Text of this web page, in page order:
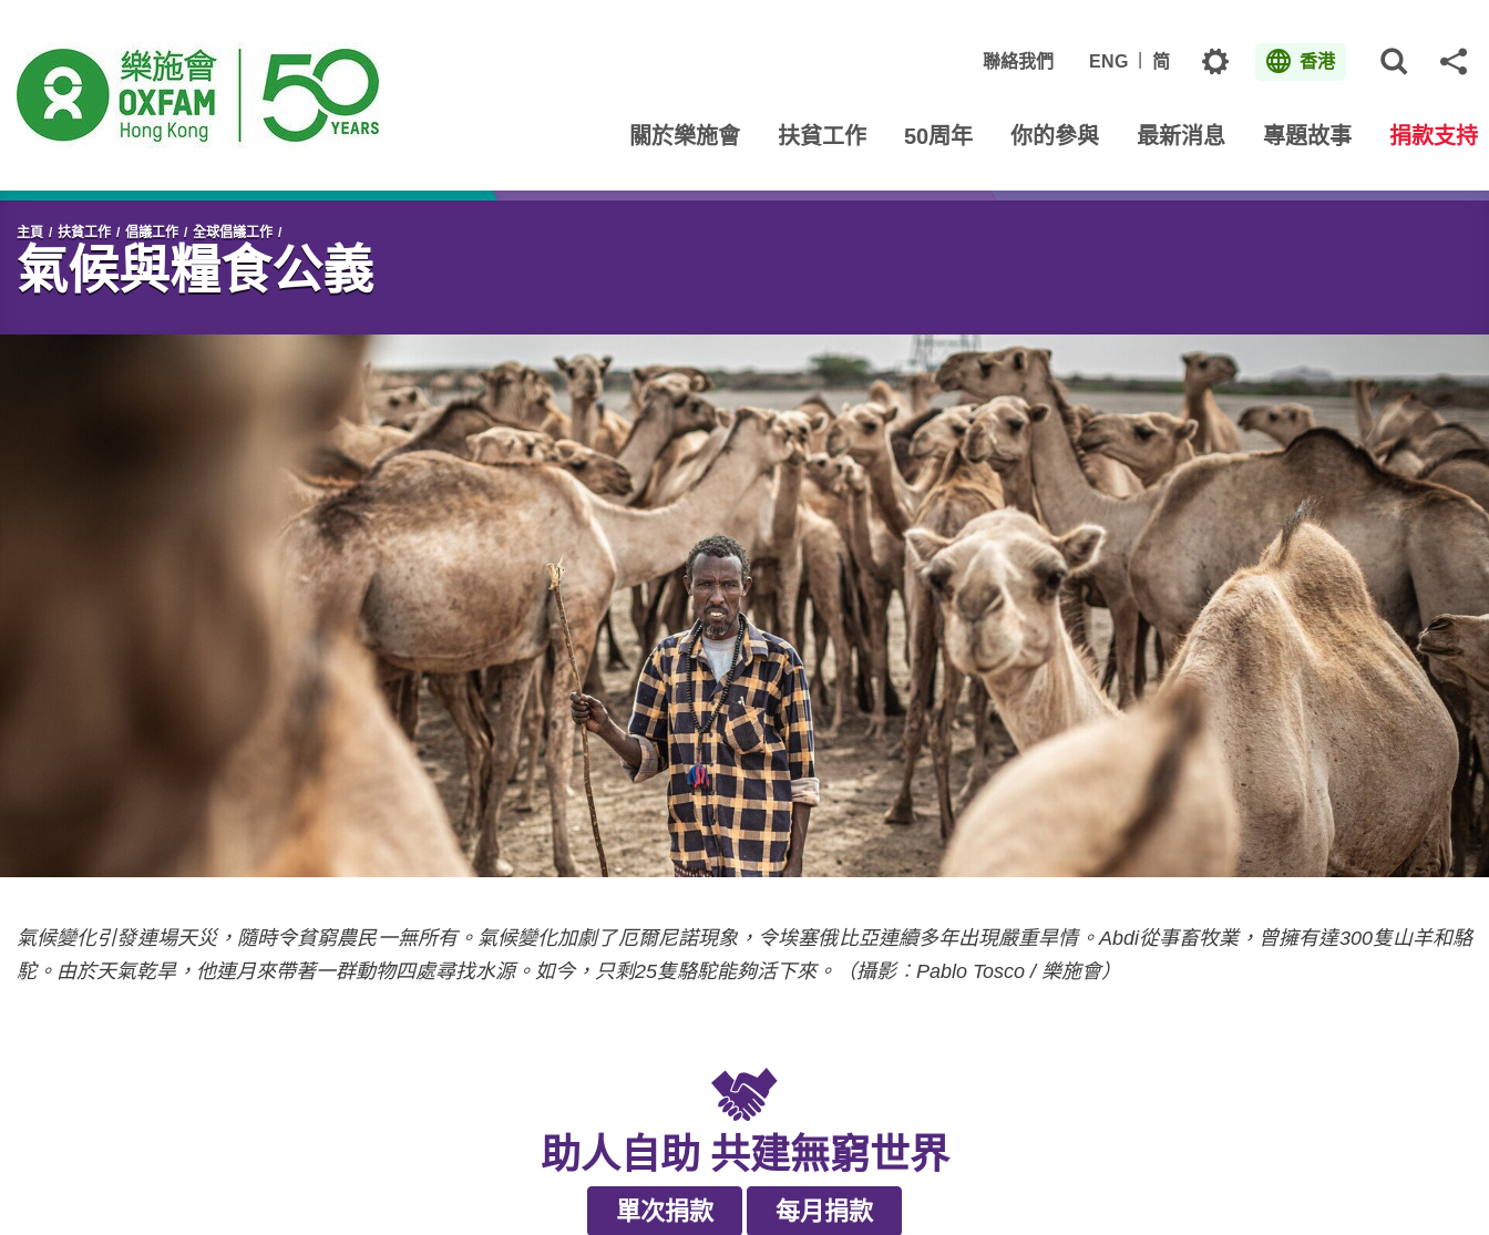
聯絡我們 ENG 简 主題 香港
關於樂施會 扶貧工作 50周年 你的參與 最新消息 專題故事 捐款支持
開始主要內容
主頁 扶貧工作 倡議工作 全球倡議工作
氣候與糧食公義
氣候變化引發連場天災，隨時令貧窮農民一無所有。氣候變化加劇了厄爾尼諾現象，令埃塞俄比亞連續多年出現嚴重旱情。Abdi從事畜牧業，曾擁有達300隻山羊和駱
駝。由於天氣乾旱，他連月來帶著一群動物四處尋找水源。如今，只剩25隻駱駝能夠活下來。（攝影︰Pablo Tosco / 樂施會）
助人自助 共建無窮世界
單次捐款 每月捐款